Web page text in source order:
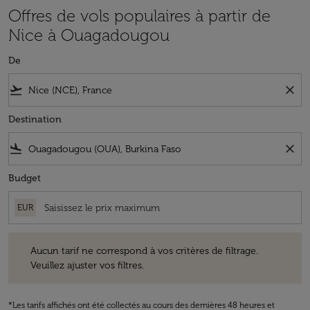
Offres de vols populaires à partir de
Nice à Ouagadougou
De
flight_takeoff close
Destination
flight_land close
Budget
EUR
Aucun tarif ne correspond à vos critères de filtrage.
Veuillez ajuster vos filtres.
*Les tarifs affichés ont été collectés au cours des dernières 48 heures et